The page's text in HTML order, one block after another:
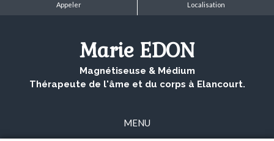
Appeler Localisation
Marie EDON
Magnétiseuse & Médium
Thérapeute de l'âme et du corps à Elancourt.
MENU